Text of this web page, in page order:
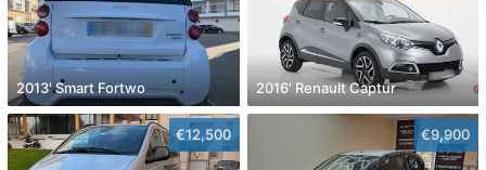
2013' Smart Fortwo 2016' Renault Captur
€12,500 €9,900